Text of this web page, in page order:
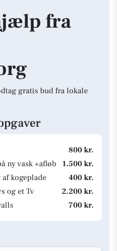
fra
gratis bud fra lokale
800 kr.
ny vask +afløb
1.500 kr.
kogeplade
400 kr.
og et Tv
2.200 kr.
700 kr.